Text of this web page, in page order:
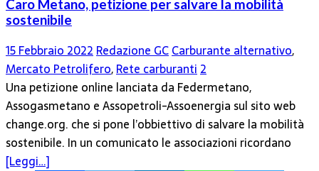
Caro Metano, petizione per salvare la mobilità
sostenibile
15 Febbraio 2022 Redazione GCCarburante alternativo,
Mercato Petrolifero,Rete carburanti 2
Una petizione online lanciata da Federmetano,
Assogasmetano e Assopetroli-Assoenergia sul sito web
change.org. che si pone l’obbiettivo di salvare la mobilità
sostenibile. In un comunicato le associazioni ricordano
[Leggi…]